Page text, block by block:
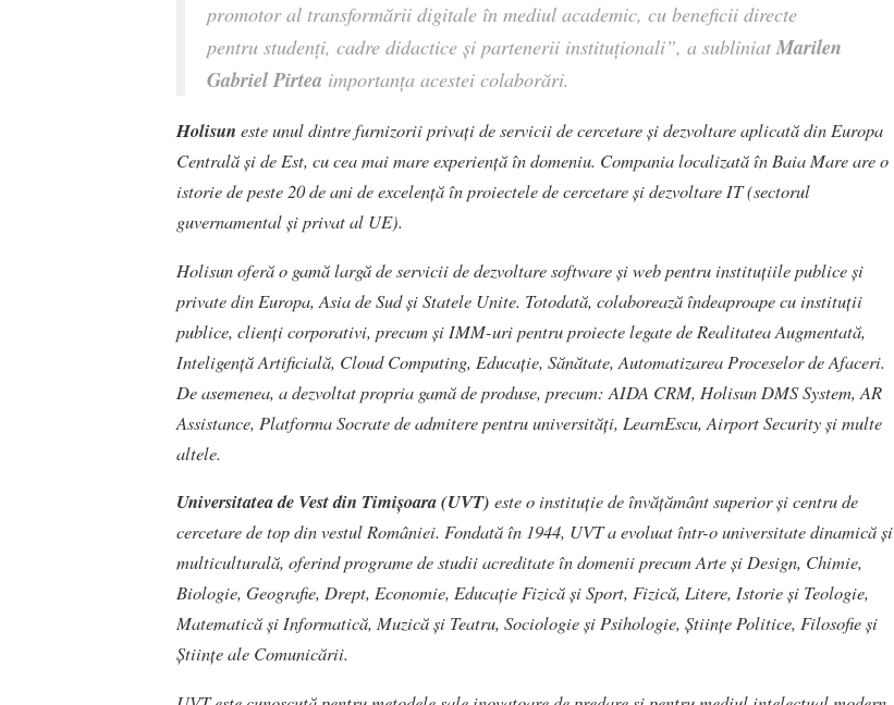
promotor al transformării digitale în mediul academic, cu beneficii directe
pentru studenți, cadre didactice și partenerii instituționali”, a subliniatMarilen
Gabriel Pirtea importanța acestei colaborări.
Holisun este unul dintre furnizorii privați de servicii de cercetare și dezvoltare aplicată din Europa
Centrală și de Est, cu cea mai mare experiență în domeniu. Compania localizată în Baia Mare are o
istorie de peste 20 de ani de excelență în proiectele de cercetare și dezvoltare IT (sectorul
guvernamental și privat al UE).
Holisun oferă o gamă largă de servicii de dezvoltare software și web pentru instituțiile publice și
private din Europa, Asia de Sud și Statele Unite. Totodată, colaborează îndeaproape cu instituții
publice, clienți corporativi, precum și IMM-uri pentru proiecte legate de Realitatea Augmentată,
Inteligență Artificială, Cloud Computing, Educație, Sănătate, Automatizarea Proceselor de Afaceri.
De asemenea, a dezvoltat propria gamă de produse, precum: AIDA CRM, Holisun DMS System, AR
Assistance, Platforma Socrate de admitere pentru universități, LearnEscu, Airport Security și multe
altele.
Universitatea de Vest din Timișoara (UVT) este o instituție de învățământ superior și centru de
cercetare de top din vestul României. Fondată în 1944, UVT a evoluat într-o universitate dinamică și
multiculturală, oferind programe de studii acreditate în domenii precum Arte și Design, Chimie,
Biologie, Geografie, Drept, Economie, Educație Fizică și Sport, Fizică, Litere, Istorie și Teologie,
Matematică și Informatică, Muzică și Teatru, Sociologie și Psihologie, Științe Politice, Filosofie și
Științe ale Comunicării.